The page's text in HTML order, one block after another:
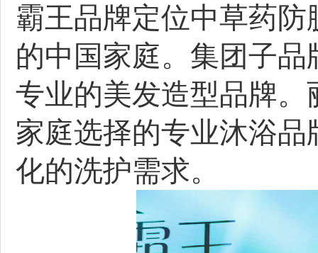
霸王品牌定位中草药
的中国家庭。集团子
专业的美发造型品牌
家庭选择的专业沐浴
化的洗护需求。